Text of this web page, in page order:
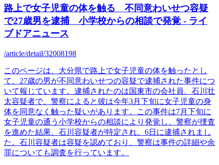
路上で女子児童の体を触る 不同意わいせつ容疑
で27歳男を逮捕 小学校からの相談で発覚 - ライ
ブドアニュース
/article/detail/32008198
このページは、大分県で路上で女子児童の体を触ったとし
て、27歳の男が不同意わいせつの容疑で逮捕された事件につ
いて報じています。逮捕されたのは国東市の会社員、石川壮
太容疑者で、警察によると彼は今年3月下旬に女子児童の身
体を同意なく触った疑いがあります。この事件は7月下旬に
女子児童の通う小学校からの相談により発覚し、警察が捜査
を進めた結果、石川容疑者が特定され、6日に逮捕されまし
た。石川容疑者は容疑を認めており、警察は事件の詳細や余
罪についても調査を行っています。